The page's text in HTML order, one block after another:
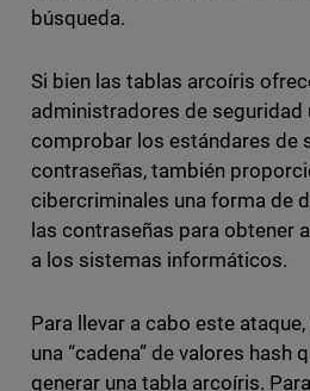
búsqueda.
Si bien las tablas arcoíris
administradores de seguridad
comprobar los estándares de
contraseñas, también
cibercriminales una forma de
las contraseñas para obtener
a los sistemas informáticos.
Para llevar a cabo este
una “cadena” de valores hash
generar una tabla arcoíris.